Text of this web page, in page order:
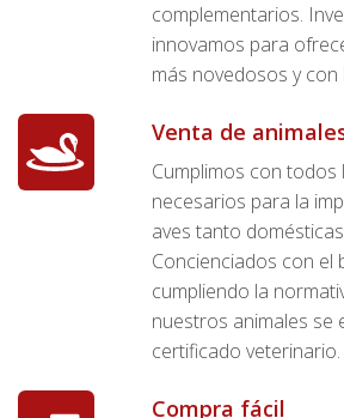
complementarios.
innovamos para
más novedosos y con
Venta de
Cumplimos con todos
necesarios para la
aves tanto
Concienciados con el
cumpliendo la
nuestros animales se
certificado veterinario.
Compra fácil